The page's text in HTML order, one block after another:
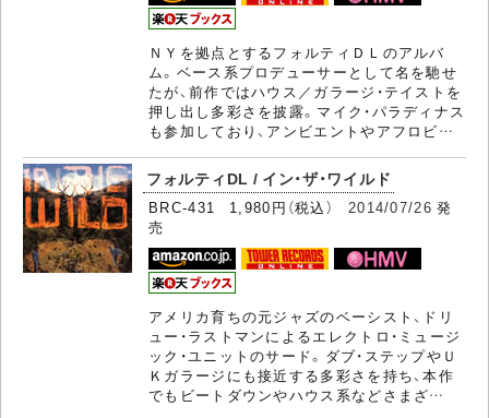
ＮＹを拠点とするフォルティＤＬのアルバ
ム。ベース系プロデューサーとして名を馳せ
たが、前作ではハウス／ガラージ・テイストを
押し出し多彩さを披露。マイク・パラディナス
も参加しており、アンビエントやアフロビ…
フォルティDL / イン・ザ・ワイルド
BRC-431 1,980円（税込） 2014/07/26 発
売
アメリカ育ちの元ジャズのベーシスト、ドリ
ュー・ラストマンによるエレクトロ・ミュージ
ック・ユニットのサード。ダブ・ステップやＵ
Ｋガラージにも接近する多彩さを持ち、本作
でもビートダウンやハウス系などさまざ…